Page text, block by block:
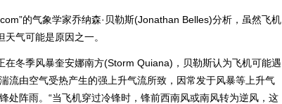
的气象学家乔纳森·贝勒斯(Jonathan Belles)分析，虽然飞机
气可能是原因之一。
冬季风暴奎安娜南方(Storm Quiana)，贝勒斯认为飞机可能遇
流由空气受热产生的强上升气流所致，因常发于风暴等上升气
处阵雨。“当飞机穿过冷锋时，锋前西南风或南风转为逆风，这